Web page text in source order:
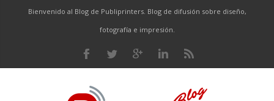
Bienvenido al Blog de Publiprinters. Blog de difusión sobre diseño,
fotografía e impresión.